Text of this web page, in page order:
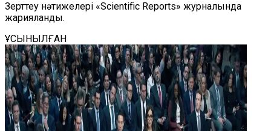
Зерттеу нәтижелері «Scientific Reports» журналында
жарияланды.
ҰСЫНЫЛҒАН